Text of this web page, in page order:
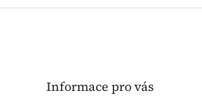
Informace pro vás